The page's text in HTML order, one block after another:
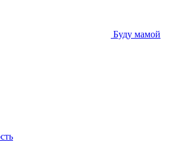
Буду мамой